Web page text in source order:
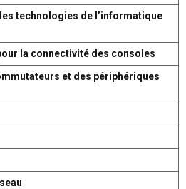
technologies de l’informatique
la connectivité des consoles
et des périphériques